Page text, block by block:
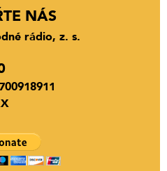
NÁS
rádio, z. s.